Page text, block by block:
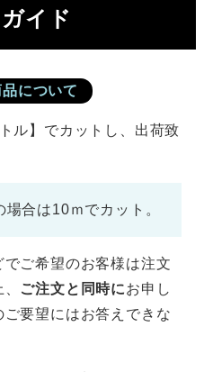
イド
について
ル】でカットし、出荷致
合は10ｍでカット。
でご希望のお客様は注文
ご注文と同時にお申し
要望にはお答えできな